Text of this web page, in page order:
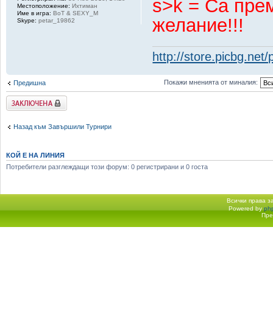
s>k = Са
желание!!!
http://store.picbg.net/
Местоположение: Ихтиман
Име в игра: BoT & SEXY_M
Skype: petar_19862
Предишна Покажи мненията от миналия:
Заключена
Назад към Завършили Турнири
КОЙ Е НА ЛИНИЯ
Потребители разглеждащи този форум: 0 регистрирани и 0 госта
Всички права
Начало форум Powered by